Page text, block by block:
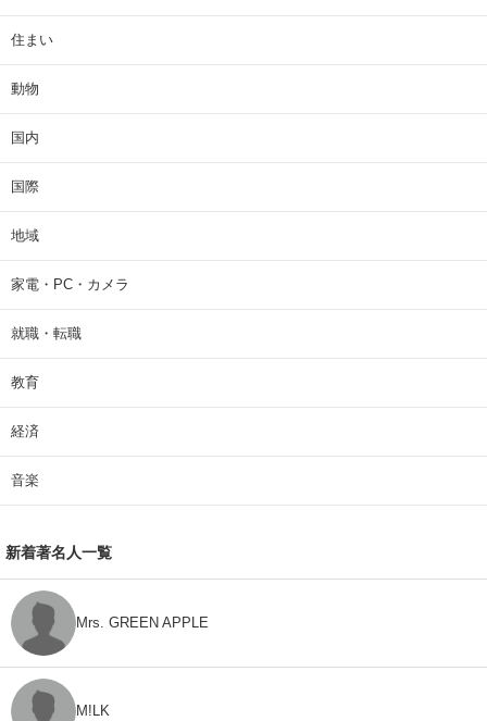
住まい
動物
国内
国際
地域
家電・PC・カメラ
就職・転職
教育
経済
音楽
新着著名人一覧
Mrs. GREEN APPLE
M!LK